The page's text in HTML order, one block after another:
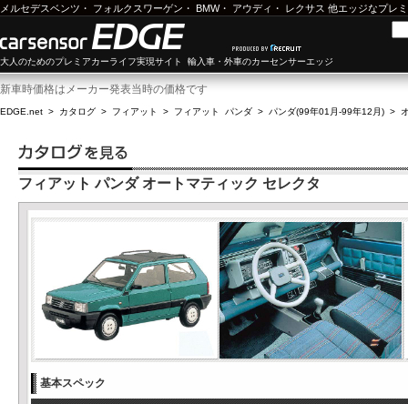
メルセデスベンツ ・ フォルクスワーゲン ・ BMW・ アウディ ・ レクサス 他エッジなプレ
大人のためのプレミアカーライフ実現サイト 輸入車・外車のカーセンサーエッジ
新車時価格はメーカー発表当時の価格です
EDGE.net > カタログ > フィアット > フィアット パンダ > パンダ(99年01月-99年12月) >
フィアット パンダ オートマティック セレクタ
基本スペック